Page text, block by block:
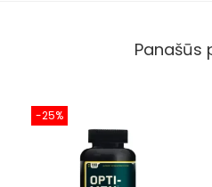
Panašūs
-25%